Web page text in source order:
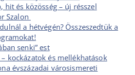
hit és közösség – új résszel
Szalon
a hétvégén? Összeszedtük a
senki” est
kockázatok és mellékhatások
évszázadai városismereti